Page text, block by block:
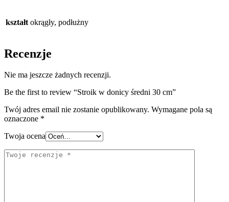
kształt okrągły, podłużny
Recenzje
Nie ma jeszcze żadnych recenzji.
Be the first to review “Stroik w donicy średni 30 cm”
Twój adres email nie zostanie opublikowany. Wymagane pola są
oznaczone *
Twoja ocena